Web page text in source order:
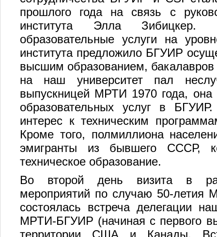
прошлого года на связь с
института Элла Зибицкер.
образовательные услуги на
института предложило БГУИР
высшим образованием,
на наш университет пал
выпускницей МРТИ 1970 года, она
образовательных услуг в
интерес к техническим
Кроме того, полмиллиона
эмигранты из бывшего СССР,
техническое образование.
Во второй день визита в
мероприятий по случаю 50-летия
состоялась встреча делегации
МРТИ-БГУИР (начиная с первого
территории США и Канады.